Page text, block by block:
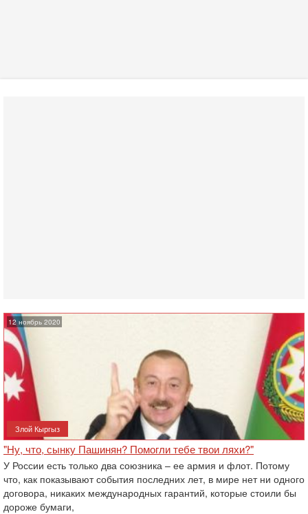
12 ноябрь 2020
Злой Кыргыз
"Ну, что, сынку Пашинян? Помогли тебе твои ляхи?"
У России есть только два союзника – ее армия и флот. Потому
что, как показывают события последних лет, в мире нет ни одного
договора, никаких международных гарантий, которые стоили бы
дороже бумаги,